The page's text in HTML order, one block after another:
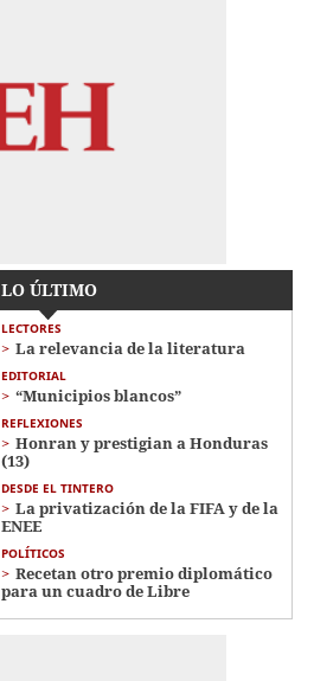
LO ÚLTIMO
LECTORES
La relevancia de la literatura
EDITORIAL
“Municipios blancos”
REFLEXIONES
Honran y prestigian a Honduras
(13)
DESDE EL TINTERO
La privatización de la FIFA y de la
ENEE
POLÍTICOS
Recetan otro premio diplomático
para un cuadro de Libre